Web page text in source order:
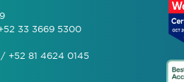
33 3669 5300
+52 81 4624 0145